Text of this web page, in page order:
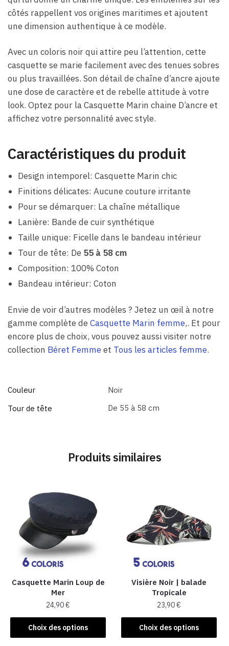
côtés rappellent vos origines maritimes et ajoutent
une dimension authentique à ce modèle.
Avec un coloris noir qui attire peu l’attention, cette
casquette se marie facilement avec des tenues sobres
ou plus travaillées. Son détail de chaîne d’ancre ajoute
une dose de caractère et de rebelle attitude à votre
look. Optez pour la Casquette Marin chaine D’ancre et
affichez votre personnalité avec style.
Caractéristiques du produit
Design intemporel: Casquette Marin chic
Finitions délicates: Aucune couture irritante
Pour se démarquer: La chaîne métallique
Lanière: Bande de cuir synthétique
Taille unique: Ficelle dans le bandeau intérieur
Tour de tête: De 55 à 58 cm
Composition: 100% Coton
Bandeau intérieur: Coton
Envie de voir d’autres modèles ? Jetez un œil à notre
gamme complète deCasquette Marin femme,. Et pour
encore plus de choix, vous pouvez aussi visiter notre
collection Béret Femmeet Tous les articles femme.
Couleur
Noir
Tour de tête
De 55 à 58 cm
Produits similaires
Casquette Marin Loup de
Mer
24,90€
Choix des options
Ce
produit
Visière Noir | balade
Tropicale
23,90€
Choix des options
Ce
produit